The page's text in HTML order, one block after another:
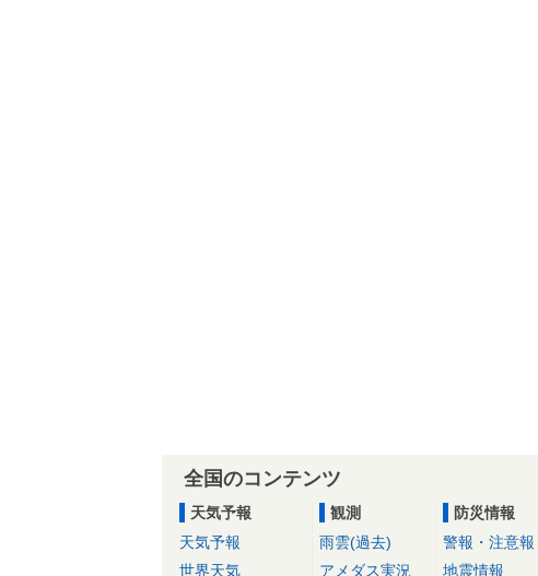
全国のコンテンツ
天気予報
天気予報
世界天気
観測
雨雲(過去)
アメダス実況
防災情報
警報・注意報
地震情報